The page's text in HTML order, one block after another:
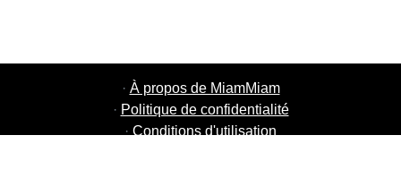
· À propos de MiamMiam
· Politique de confidentialité
· Conditions d'utilisation